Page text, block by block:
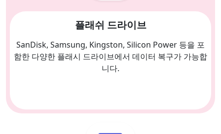
플래쉬 드라이브
SanDisk, Samsung, Kingston, Silicon Power 등을 포
함한 다양한 플래시 드라이브에서 데이터 복구가 가능합
니다.